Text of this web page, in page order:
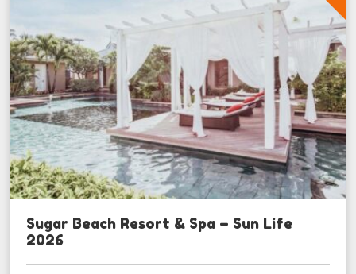
Sugar Beach Resort & Spa – Sun Life
2026